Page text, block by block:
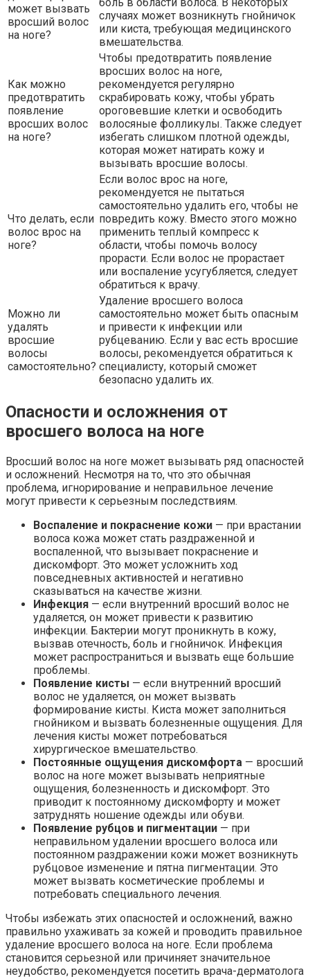
может вызвать
вросший волос
на ноге?
боль в области волоса. В некоторых
случаях может возникнуть гнойничок
или киста, требующая медицинского
вмешательства.
Как можно
предотвратить
появление
вросших волос
на ноге?
Чтобы предотвратить появление
вросших волос на ноге,
рекомендуется регулярно
скрабировать кожу, чтобы убрать
ороговевшие клетки и освободить
волосяные фолликулы. Также следует
избегать слишком плотной одежды,
которая может натирать кожу и
вызывать вросшие волосы.
Что делать, если
волос врос на
ноге?
Если волос врос на ноге,
рекомендуется не пытаться
самостоятельно удалить его, чтобы не
повредить кожу. Вместо этого можно
применить теплый компресс к
области, чтобы помочь волосу
прорасти. Если волос не прорастает
или воспаление усугубляется, следует
обратиться к врачу.
Можно ли
удалять
вросшие
волосы
самостоятельно?
Удаление вросшего волоса
самостоятельно может быть опасным
и привести к инфекции или
рубцеванию. Если у вас есть вросшие
волосы, рекомендуется обратиться к
специалисту, который сможет
безопасно удалить их.
Опасности и осложнения от
вросшего волоса на ноге
Вросший волос на ноге может вызывать ряд опасностей
и осложнений. Несмотря на то, что это обычная
проблема, игнорирование и неправильное лечение
могут привести к серьезным последствиям.
Воспаление и покраснение кожи — при врастании
волоса кожа может стать раздраженной и
воспаленной, что вызывает покраснение и
дискомфорт. Это может усложнить ход
повседневных активностей и негативно
сказываться на качестве жизни.
Инфекция — если внутренний вросший волос не
удаляется, он может привести к развитию
инфекции. Бактерии могут проникнуть в кожу,
вызвав отечность, боль и гнойничок. Инфекция
может распространиться и вызвать еще большие
проблемы.
Появление кисты — если внутренний вросший
волос не удаляется, он может вызвать
формирование кисты. Киста может заполниться
гнойником и вызвать болезненные ощущения. Для
лечения кисты может потребоваться
хирургическое вмешательство.
Постоянные ощущения дискомфорта — вросший
волос на ноге может вызывать неприятные
ощущения, болезненность и дискомфорт. Это
приводит к постоянному дискомфорту и может
затруднять ношение одежды или обуви.
Появление рубцов и пигментации — при
неправильном удалении вросшего волоса или
постоянном раздражении кожи может возникнуть
рубцовое изменение и пятна пигментации. Это
может вызвать косметические проблемы и
потребовать специального лечения.
Чтобы избежать этих опасностей и осложнений, важно
правильно ухаживать за кожей и проводить правильное
удаление вросшего волоса на ноге. Если проблема
становится серьезной или причиняет значительное
неудобство, рекомендуется посетить врача-дерматолога